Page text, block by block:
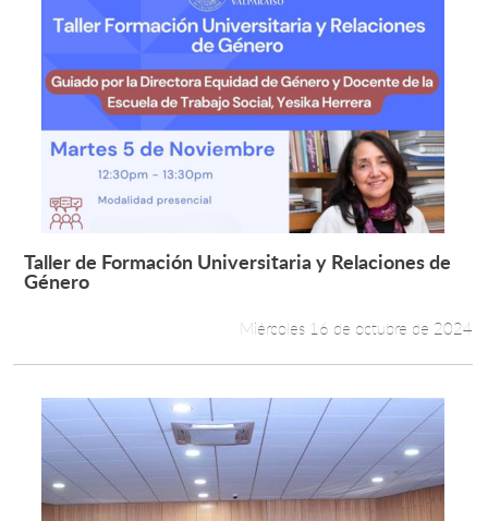
Leer más +
Taller de Formación Universitaria y Relaciones de
Género
Miércoles 16 de octubre de 2024